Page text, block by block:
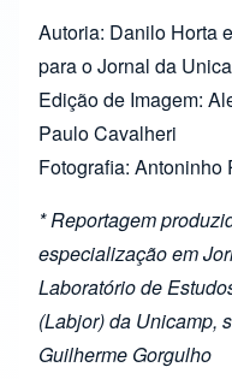
Autoria: Danilo Horta
para o Jornal da
Edição de Imagem:
Paulo Cavalheri
Fotografia: Antoninho
* Reportagem
especialização em
Laboratório de
(Labjor) da Unicamp,
Guilherme Gorgulho